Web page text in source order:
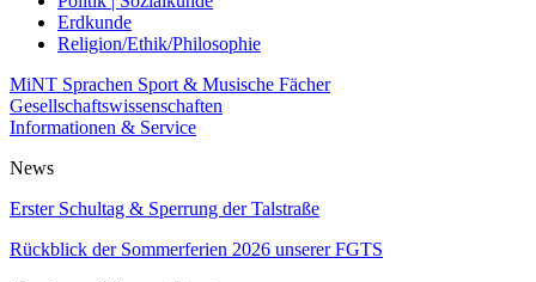
Erdkunde
Religion/Ethik/Philosophie
MiNT Sprachen Sport & Musische Fächer
Gesellschaftswissenschaften
Informationen & Service
News
Erster Schultag & Sperrung der Talstraße
Rückblick der Sommerferien 2026 unserer FGTS